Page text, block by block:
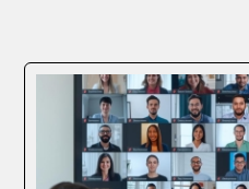
Paginación